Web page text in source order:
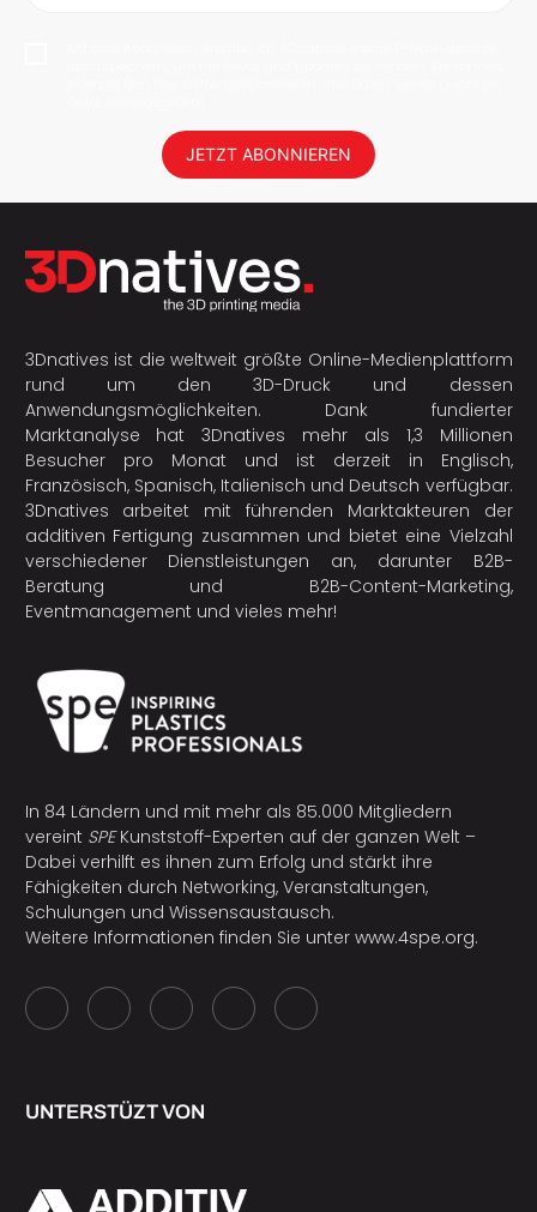
JETZT ABONNIEREN
3Dnatives ist die weltweit größte Online-Medienplattform
rund um den 3D-Druck und dessen
Anwendungsmöglichkeiten. Dank fundierter
Marktanalyse hat 3Dnatives mehr als 1,3 Millionen
Besucher pro Monat und ist derzeit in Englisch,
Französisch, Spanisch, Italienisch und Deutsch verfügbar.
3Dnatives arbeitet mit führenden Marktakteuren der
additiven Fertigung zusammen und bietet eine Vielzahl
verschiedener Dienstleistungen an, darunter B2B-
Beratung und B2B-Content-Marketing,
Eventmanagement und vieles mehr!
In 84 Ländern und mit mehr als 85.000 Mitgliedern
vereint SPEKunststoff-Experten auf der ganzen Welt –
Dabei verhilft es ihnen zum Erfolg und stärkt ihre
Fähigkeiten durch Networking, Veranstaltungen,
Schulungen und Wissensaustausch.
Weitere Informationen finden Sie unter www.4spe.org.
UNTERSTÜZT VON